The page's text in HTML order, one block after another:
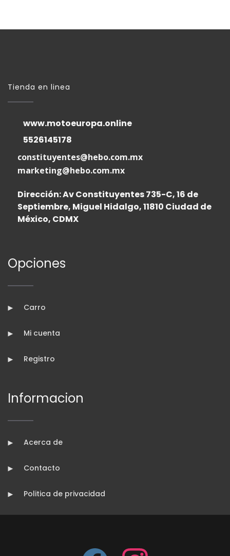
Tienda en linea
www.motoeuropa.online
5526145178
constituyentes@hebo.com.mx
marketing@hebo.com.mx
Dirección: Av Constituyentes 735-C, 16 de
Septiembre, Miguel Hidalgo, 11810 Ciudad de
México, CDMX
Opciones
Carro
Mi cuenta
Registro
Informacion
Acerca de
Contacto
Politica de privacidad